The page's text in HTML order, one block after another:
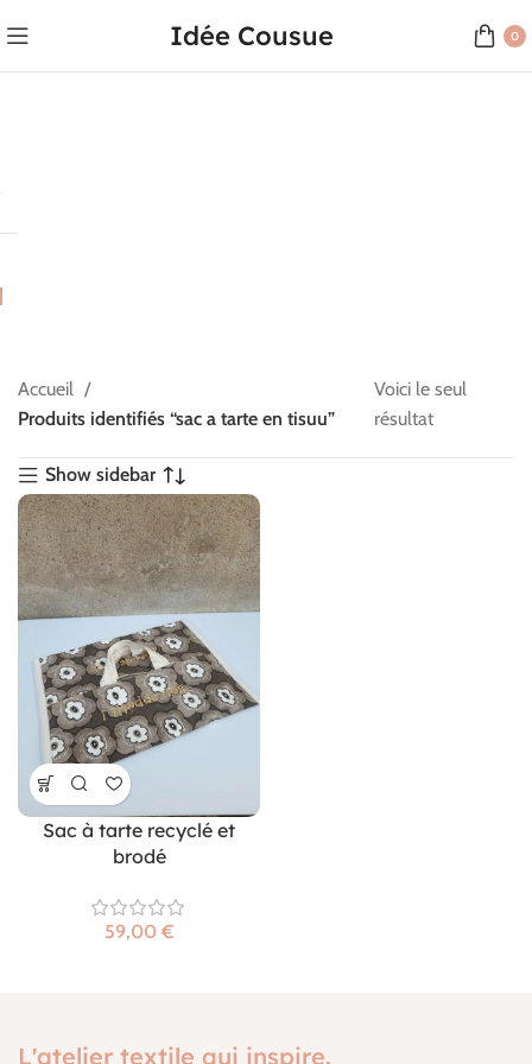
Idée Cousue 0
Accueil
Produits identifiés “sac a tarte en tisuu”
Voici le seul
résultat
Show sidebar
Sac à tarte recyclé et
brodé
€
L'atelier textile qui inspire.